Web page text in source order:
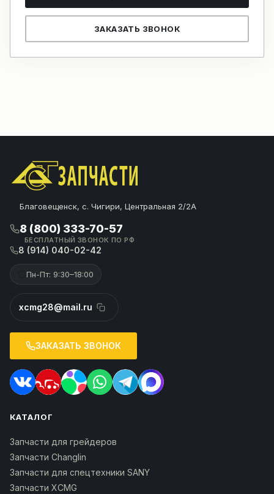
ЗАКАЗАТЬ ЗВОНОК
Благовещенск, с. Чигири, Центральная 2/2А
8 (800) 333-70-57
БЕСПЛАТНЫЙ ЗВОНОК ПО РФ
8 (914) 040-02-42
Пн-Пт: 9:30–18:00
xcmg28@mail.ru
ЗАКАЗАТЬ ЗВОНОК
КАТАЛОГ
Запчасти для грейдеров
Запчасти Changlin
Запчасти для спецтехники SANY
Запчасти XCMG